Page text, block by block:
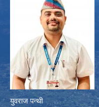
युवराज पन्थी